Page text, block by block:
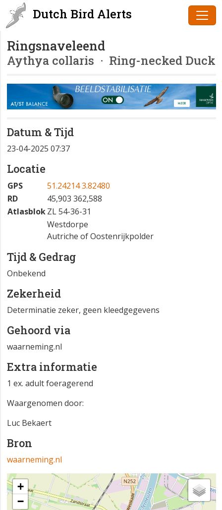
Dutch Bird Alerts
Ringsnaveleend
Aythya collaris · Ring-necked Duck
Datum & Tijd
23-04-2025 07:37
Locatie
GPS
51.24214 3.82480
RD
45,903 362,588
AtlasblokZL 54-36-31
Westdorpe
Autriche of Oostenrijkpolder
Tijd & Gedrag
Onbekend
Zekerheid
Determinatie zeker, geen kleedgegevens
Gehoord via
waarneming.nl
Extra informatie
1 ex. adult foeragerend
Waargenomen door:
Luc Bekaert
Bron
waarneming.nl
+
−